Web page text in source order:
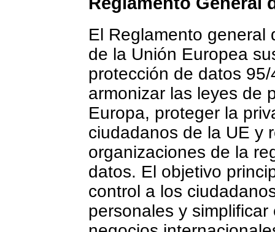
El Reglamento general
de la Unión Europea
protección de datos
armonizar las leyes de
Europa, proteger la
ciudadanos de la UE y
organizaciones de la
datos. El objetivo
control a los
personales y